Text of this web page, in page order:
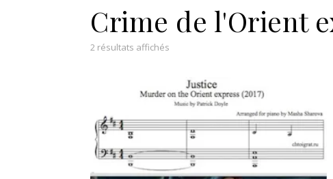
Crime de l'Orient
2 résultats affichés